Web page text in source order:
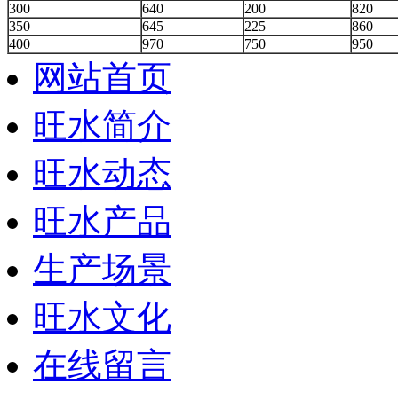
300
640 200
820
350
645 225
860
400
970 750 950
网站首页
旺水简介
旺水动态
旺水产品
生产场景
旺水文化
在线留言